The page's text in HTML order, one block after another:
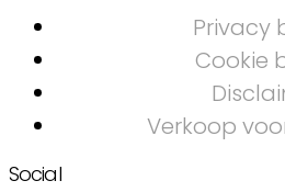
Privacy
Cookie
Verkoop
Social